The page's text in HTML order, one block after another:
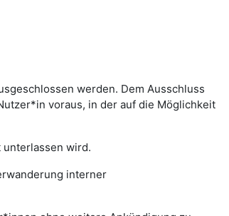
werden. Dem Ausschluss
voraus, in der auf die Möglichkeit
wird.
interner